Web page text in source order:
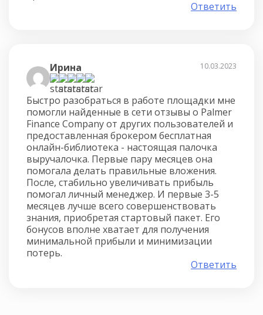
Ответить
Ирина 10.03.2023
Быстро разобраться в работе площадки мне
помогли найденные в сети отзывы о Palmer
Finance Company от других пользователей и
предоставленная брокером бесплатная
онлайн-библиотека - настоящая палочка
выручалочка. Первые пару месяцев она
помогала делать правильные вложения.
После, стабильно увеличивать прибыль
помогал личный менеджер. И первые 3-5
месяцев лучше всего совершенствовать
знания, приобретая стартовый пакет. Его
бонусов вполне хватает для получения
минимальной прибыли и минимизации
потерь.
Ответить